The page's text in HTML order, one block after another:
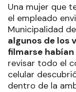
Una mujer que
el empleado
Municipalidad
algunos de los
filmarse habían
revisar todo el
celular
dentro de la